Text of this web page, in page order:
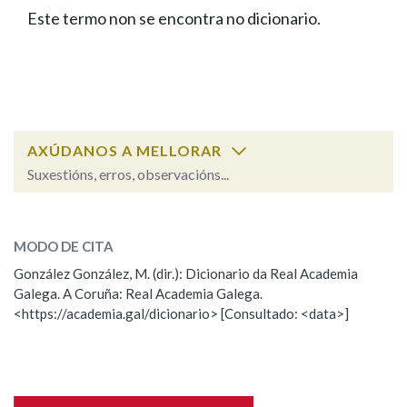
FIGURAS HOMENAXEADAS
PORTAL DAS PALABRAS
Facebook
TwitterYoutubeInstagram
Bluesky
BUSCAR NOS LEMAS
Remata por
BUSCAR NO CONTIDO
Nas definicións
Este termo non se encontra no dicionario.
AXÚDANOS A MELLORAR
Suxestións, erros, observacións...
Observación
Nome
MODO DE CITA
González González, M. (dir.): Dicionario da Real Academia
Galega. A Coruña: Real Academia Galega.
<https://academia.gal/dicionario> [Consultado: <data>]